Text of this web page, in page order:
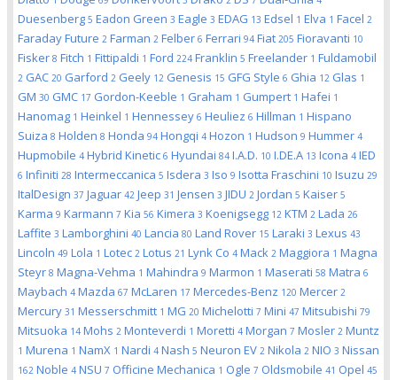
Duesenberg 5 Eadon Green 3 Eagle 3 EDAG 13 Edsel 1 Elva 1 Facel 2
Faraday Future 2 Farman 2 Felber 6 Ferrari 94 Fiat 205 Fioravanti 10
Fisker 8 Fitch 1 Fittipaldi 1 Ford 224 Franklin 5 Freelander 1 Fuldamobil
2 GAC 20 Garford 2 Geely 12 Genesis 15 GFG Style 6 Ghia 12 Glas 1
GM 30 GMC 17 Gordon-Keeble 1 Graham 1 Gumpert 1 Hafei 1
Hanomag 1 Heinkel 1 Hennessey 6 Heuliez 6 Hillman 1 Hispano
Suiza 8 Holden 8 Honda 94 Hongqi 4 Hozon 1 Hudson 9 Hummer 4
Hupmobile 4 Hybrid Kinetic 6 Hyundai 84 I.A.D. 10 I.DE.A 13 Icona 4 IED
6 Infiniti 28 Intermeccanica 5 Isdera 3 Iso 9 Isotta Fraschini 10 Isuzu 29
ItalDesign 37 Jaguar 42 Jeep 31 Jensen 3 JIDU 2 Jordan 5 Kaiser 5
Karma 9 Karmann 7 Kia 56 Kimera 3 Koenigsegg 12 KTM 2 Lada 26
Laffite 3 Lamborghini 40 Lancia 80 Land Rover 15 Laraki 3 Lexus 43
Lincoln 49 Lola 1 Lotec 2 Lotus 21 Lynk Co 4 Mack 2 Maggiora 1 Magna
Steyr 8 Magna-Vehma 1 Mahindra 9 Marmon 1 Maserati 58 Matra 6
Maybach 4 Mazda 67 McLaren 17 Mercedes-Benz 120 Mercer 2
Mercury 31 Messerschmitt 1 MG 20 Michelotti 7 Mini 47 Mitsubishi 79
Mitsuoka 14 Mohs 2 Monteverdi 1 Moretti 4 Morgan 7 Mosler 2 Muntz
1 Murena 1 NamX 1 Nardi 4 Nash 5 Neuron EV 2 Nikola 2 NIO 3 Nissan
162 Noble 4 NSU 7 Officine Mechanica 1 Ogle 7 Oldsmobile 41 Opel 45